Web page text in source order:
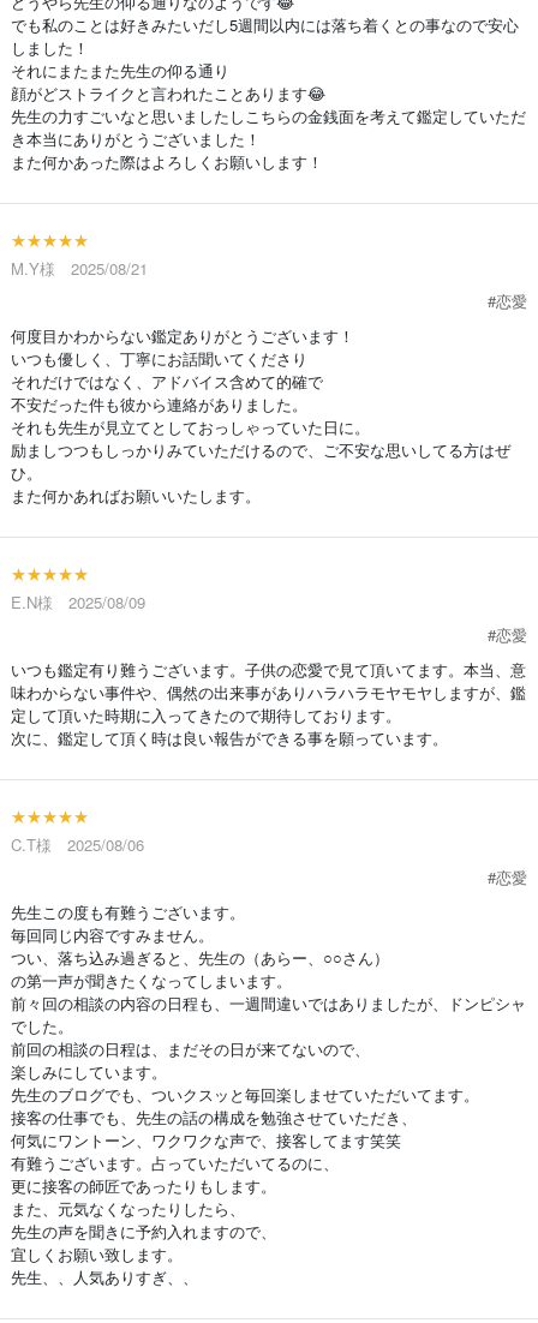
でも私のことは好きみたいだし5週間以内には落ち着くとの事なので安心
しました！
それにまたまた先生の仰る通り
顔がどストライクと言われたことあります😂
先生の力すごいなと思いましたしこちらの金銭面を考えて鑑定していただ
き本当にありがとうございました！
また何かあった際はよろしくお願いします！
★★★★★
M.Y様 2025/08/21
#恋愛
何度目かわからない鑑定ありがとうございます！
いつも優しく、丁寧にお話聞いてくださり
それだけではなく、アドバイス含めて的確で
不安だった件も彼から連絡がありました。
それも先生が見立てとしておっしゃっていた日に。
励ましつつもしっかりみていただけるので、ご不安な思いしてる方はぜ
ひ。
また何かあればお願いいたします。
★★★★★
E.N様 2025/08/09
#恋愛
いつも鑑定有り難うございます。子供の恋愛で見て頂いてます。本当、意
味わからない事件や、偶然の出来事がありハラハラモヤモヤしますが、鑑
定して頂いた時期に入ってきたので期待しております。
次に、鑑定して頂く時は良い報告ができる事を願っています。
★★★★★
C.T様 2025/08/06
#恋愛
先生この度も有難うございます。
毎回同じ内容ですみません。
つい、落ち込み過ぎると、先生の（あらー、○○さん）
の第一声が聞きたくなってしまいます。
前々回の相談の内容の日程も、一週間違いではありましたが、ドンピシャ
でした。
前回の相談の日程は、まだその日が来てないので、
楽しみにしています。
先生のブログでも、ついクスッと毎回楽しませていただいてます。
接客の仕事でも、先生の話の構成を勉強させていただき、
何気にワントーン、ワクワクな声で、接客してます笑笑
有難うございます。占っていただいてるのに、
更に接客の師匠であったりもします。
また、元気なくなったりしたら、
先生の声を聞きに予約入れますので、
宜しくお願い致します。
先生、、人気ありすぎ、、